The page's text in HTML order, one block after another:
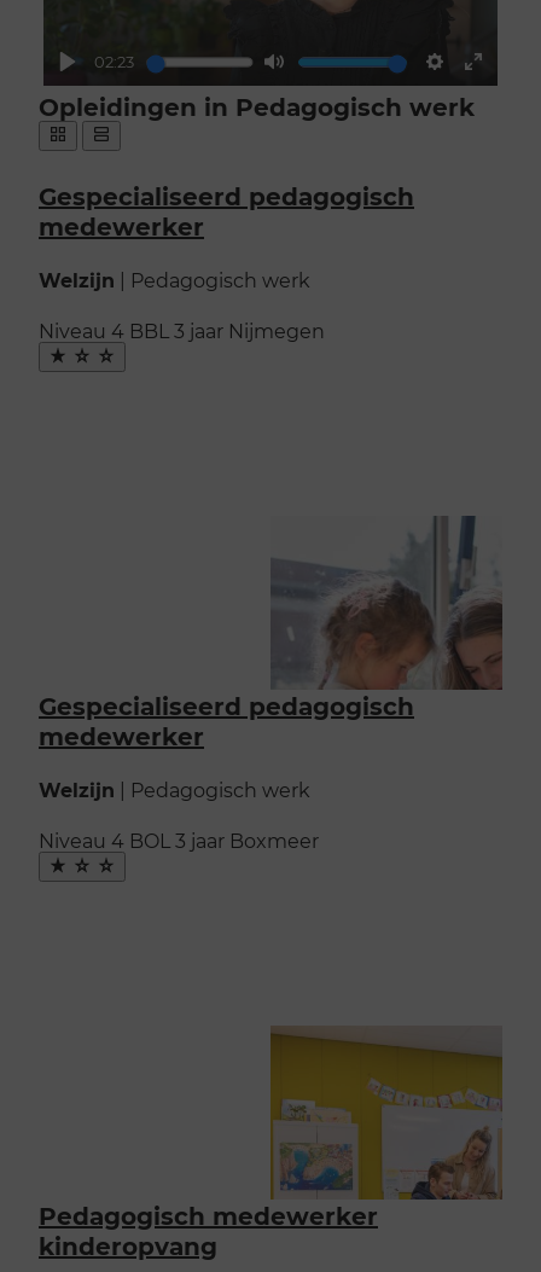
Play
02:23
Mute Settings
Enter
Scroll
voorbij
galerij
Opleidingen in Pedagogisch werk
Opleidingen
weergeven
Toon
grid
Toon
lijst
Gespecialiseerd pedagogisch
medewerker
Welzijn | Pedagogisch werk
Niveau 4 BBL 3 jaar Nijmegen
Maak
favoriet
Gespecialiseerd pedagogisch
medewerker
Welzijn | Pedagogisch werk
Niveau 4 BOL 3 jaar Boxmeer
Maak
favoriet
Pedagogisch medewerker
kinderopvang